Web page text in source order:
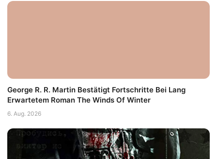
George R. R. Martin Bestätigt Fortschritte Bei Lang
Erwartetem Roman The Winds Of Winter
6. Aug. 2026